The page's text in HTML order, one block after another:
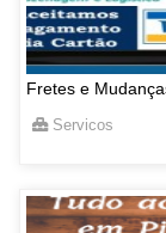
Fretes e
Servicos